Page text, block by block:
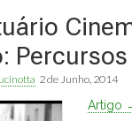
2 de Junho, 2014
Artigo